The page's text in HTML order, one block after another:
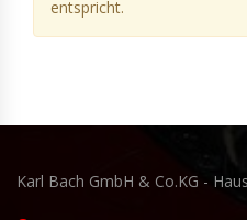
entspricht.
Karl Bach GmbH & Co.KG -